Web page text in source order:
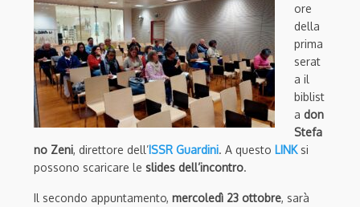
ore
della
prima
serat
a il
biblist
a don
Stefa
no Zeni, direttore dell’ISSR Guardini. A questo LINK si
possono scaricare le slides dell’incontro.
Il secondo appuntamento, mercoledì 23 ottobre, sarà